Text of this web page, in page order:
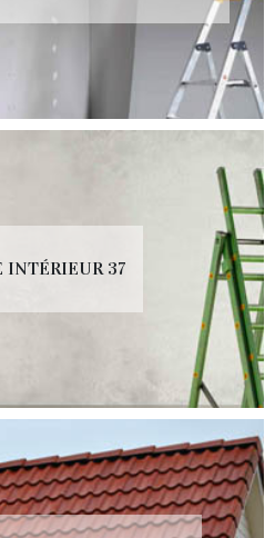
INTÉRIEUR 37